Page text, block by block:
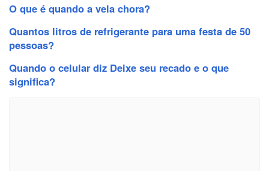
O que é quando a vela chora?
Quantos litros de refrigerante para uma festa de 50
pessoas?
Quando o celular diz Deixe seu recado e o que
significa?